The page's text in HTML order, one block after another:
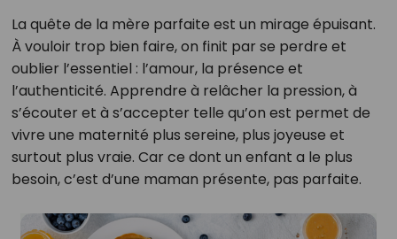
La quête de la mère parfaite est un mirage épuisant.
À vouloir trop bien faire, on finit par se perdre et
oublier l’essentiel : l’amour, la présence et
l’authenticité. Apprendre à relâcher la pression, à
s’écouter et à s’accepter telle qu’on est permet de
vivre une maternité plus sereine, plus joyeuse et
surtout plus vraie. Car ce dont un enfant a le plus
besoin, c’est d’une maman présente, pas parfaite.